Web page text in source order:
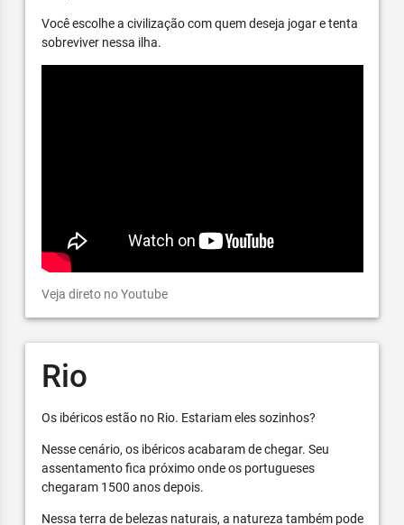
Você escolhe a civilização com quem deseja jogar e tenta
sobreviver nessa ilha.
Veja direto no Youtube
Rio
Os ibéricos estão no Rio. Estariam eles sozinhos?
Nesse cenário, os ibéricos acabaram de chegar. Seu
assentamento fica próximo onde os portugueses
chegaram 1500 anos depois.
Nessa terra de belezas naturais, a natureza também pode